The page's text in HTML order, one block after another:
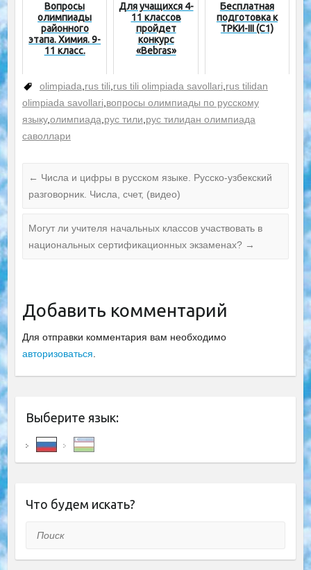
Вопросы
олимпиады
районного
этапа. Химия. 9-
11 класс.
Для учащихся 4-
11 классов
пройдет
конкурс
«Bebras»
Бесплатная
подготовка к
ТРКИ-III (C1)
olimpiada,rus tili,rus tili olimpiada savollari,rus tilidan
olimpiada savollari,вопросы олимпиады по русскому
языку,олимпиада,рус тили,рус тилидан олимпиада
саволлари
← Числа и цифры в русском языке. Русско-узбекский
разговорник. Числа, счет, (видео)
Могут ли учителя начальных классов участвовать в
национальных сертификационных экзаменах? →
Добавить комментарий
Для отправки комментария вам необходимо
авторизоваться.
Выберите язык:
Что будем искать?
Поиск